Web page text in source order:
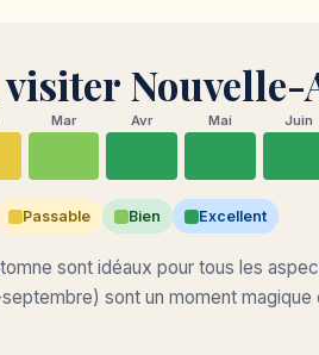
Nouvelle-
Mar Avr Mai Juin
Passable Bien Excellent
sont idéaux pour tous les
sont un moment magique